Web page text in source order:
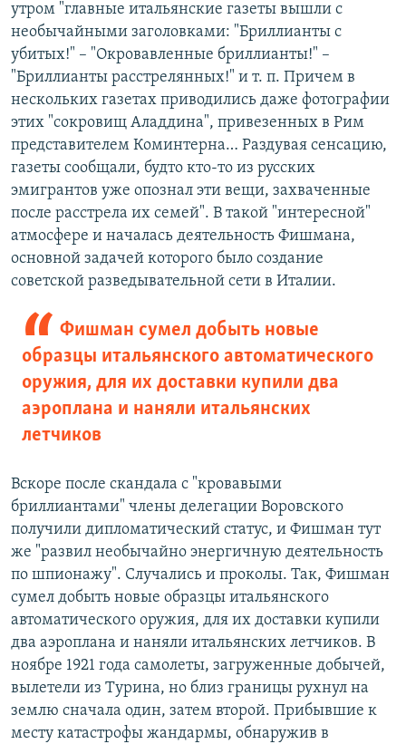
утром "главные итальянские газеты вышли с
необычайными заголовками: "Бриллианты с
убитых!" – "Окровавленные бриллианты!" –
"Бриллианты расстрелянных!" и т. п. Причем в
нескольких газетах приводились даже фотографии
этих "сокровищ Аладдина", привезенных в Рим
представителем Коминтерна… Раздувая сенсацию,
газеты сообщали, будто кто-то из русских
эмигрантов уже опознал эти вещи, захваченные
после расстрела их семей". В такой "интересной"
атмосфере и началась деятельность Фишмана,
основной задачей которого было создание
советской разведывательной сети в Италии.
Фишман сумел добыть новые
образцы итальянского автоматического
оружия, для их доставки купили два
аэроплана и наняли итальянских
летчиков
Вскоре после скандала с "кровавыми
бриллиантами" члены делегации Воровского
получили дипломатический статус, и Фишман тут
же "развил необычайно энергичную деятельность
по шпионажу". Случались и проколы. Так, Фишман
сумел добыть новые образцы итальянского
автоматического оружия, для их доставки купили
два аэроплана и наняли итальянских летчиков. В
ноябре 1921 года самолеты, загруженные добычей,
вылетели из Турина, но близ границы рухнул на
землю сначала один, затем второй. Прибывшие к
месту катастрофы жандармы, обнаружив в